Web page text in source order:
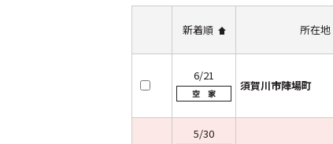
新着順 所在地
6/21
須賀川市陣場町
5/30